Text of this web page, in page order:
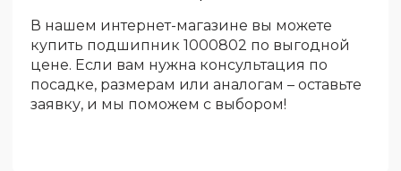
В нашем интернет-магазине вы можете
купить подшипник 1000802 по выгодной
цене. Если вам нужна консультация по
посадке, размерам или аналогам – оставьте
заявку, и мы поможем с выбором!